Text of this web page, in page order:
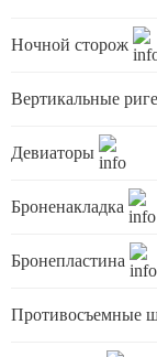
Ночной сторож
Вертикальные
Девиаторы
Броненакладка
Бронепластина
Противосъемные